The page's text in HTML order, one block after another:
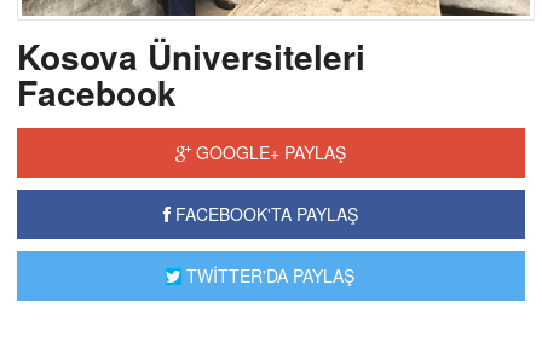
Kosova Üniversiteleri
Facebook
GOOGLE+ PAYLAŞ
FACEBOOK'TA PAYLAŞ
TWİTTER'DA PAYLAŞ